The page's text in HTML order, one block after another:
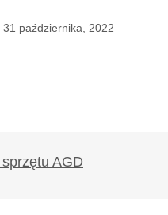
31 października, 2022